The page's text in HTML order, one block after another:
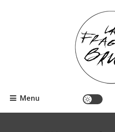
Menu